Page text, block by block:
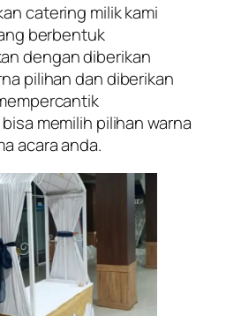
catering milik kami
berbentuk
dengan diberikan
pilihan dan diberikan
memilih pilihan warna
acara anda.